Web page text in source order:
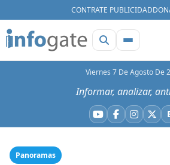
CONTRATE PUBLICIDAD
Viernes 7 De Agosto De
Informar, analizar,
YouTube
Facebook
X
Panoramas